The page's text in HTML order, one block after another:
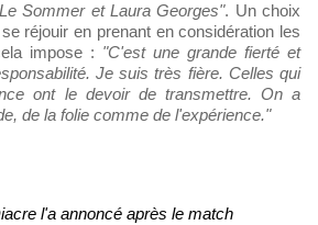
Sommer et Laura Georges". Un choix
réjouir en prenant en considération les
impose : "C'est une grande fierté et
Je suis très fière. Celles qui
ont le devoir de transmettre. On a
de la folie comme de l'expérience."
l'a annoncé après le match